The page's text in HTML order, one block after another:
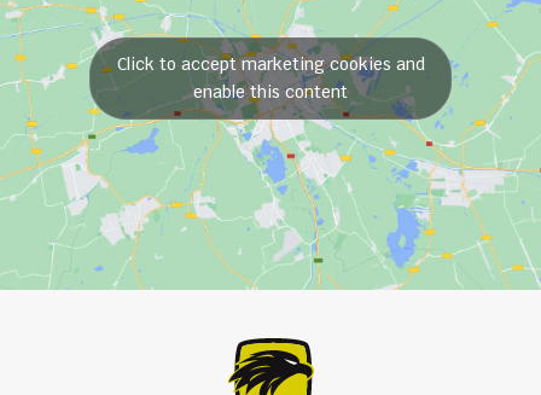
Click to accept marketing cookies and
enable this content